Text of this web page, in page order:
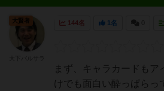
144名 1名
まず、キャラカードもア
けでも面白い酔っぱら
大賢者